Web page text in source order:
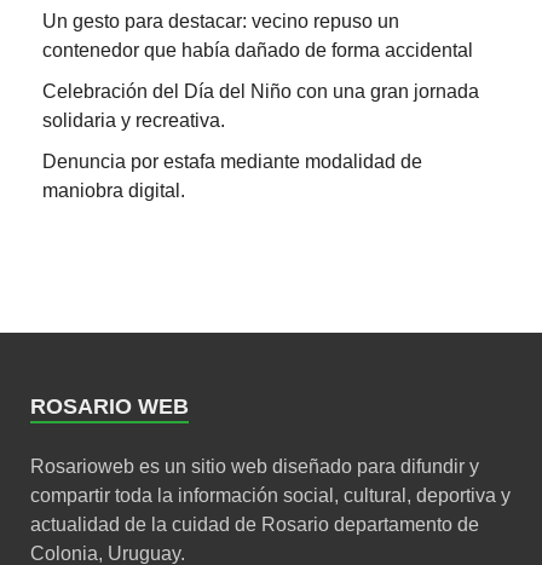
Un gesto para destacar: vecino repuso un
contenedor que había dañado de forma accidental
Celebración del Día del Niño con una gran jornada
solidaria y recreativa.
Denuncia por estafa mediante modalidad de
maniobra digital.
ROSARIO WEB
Rosarioweb es un sitio web diseñado para difundir y
compartir toda la información social, cultural, deportiva y
actualidad de la cuidad de Rosario departamento de
Colonia, Uruguay.